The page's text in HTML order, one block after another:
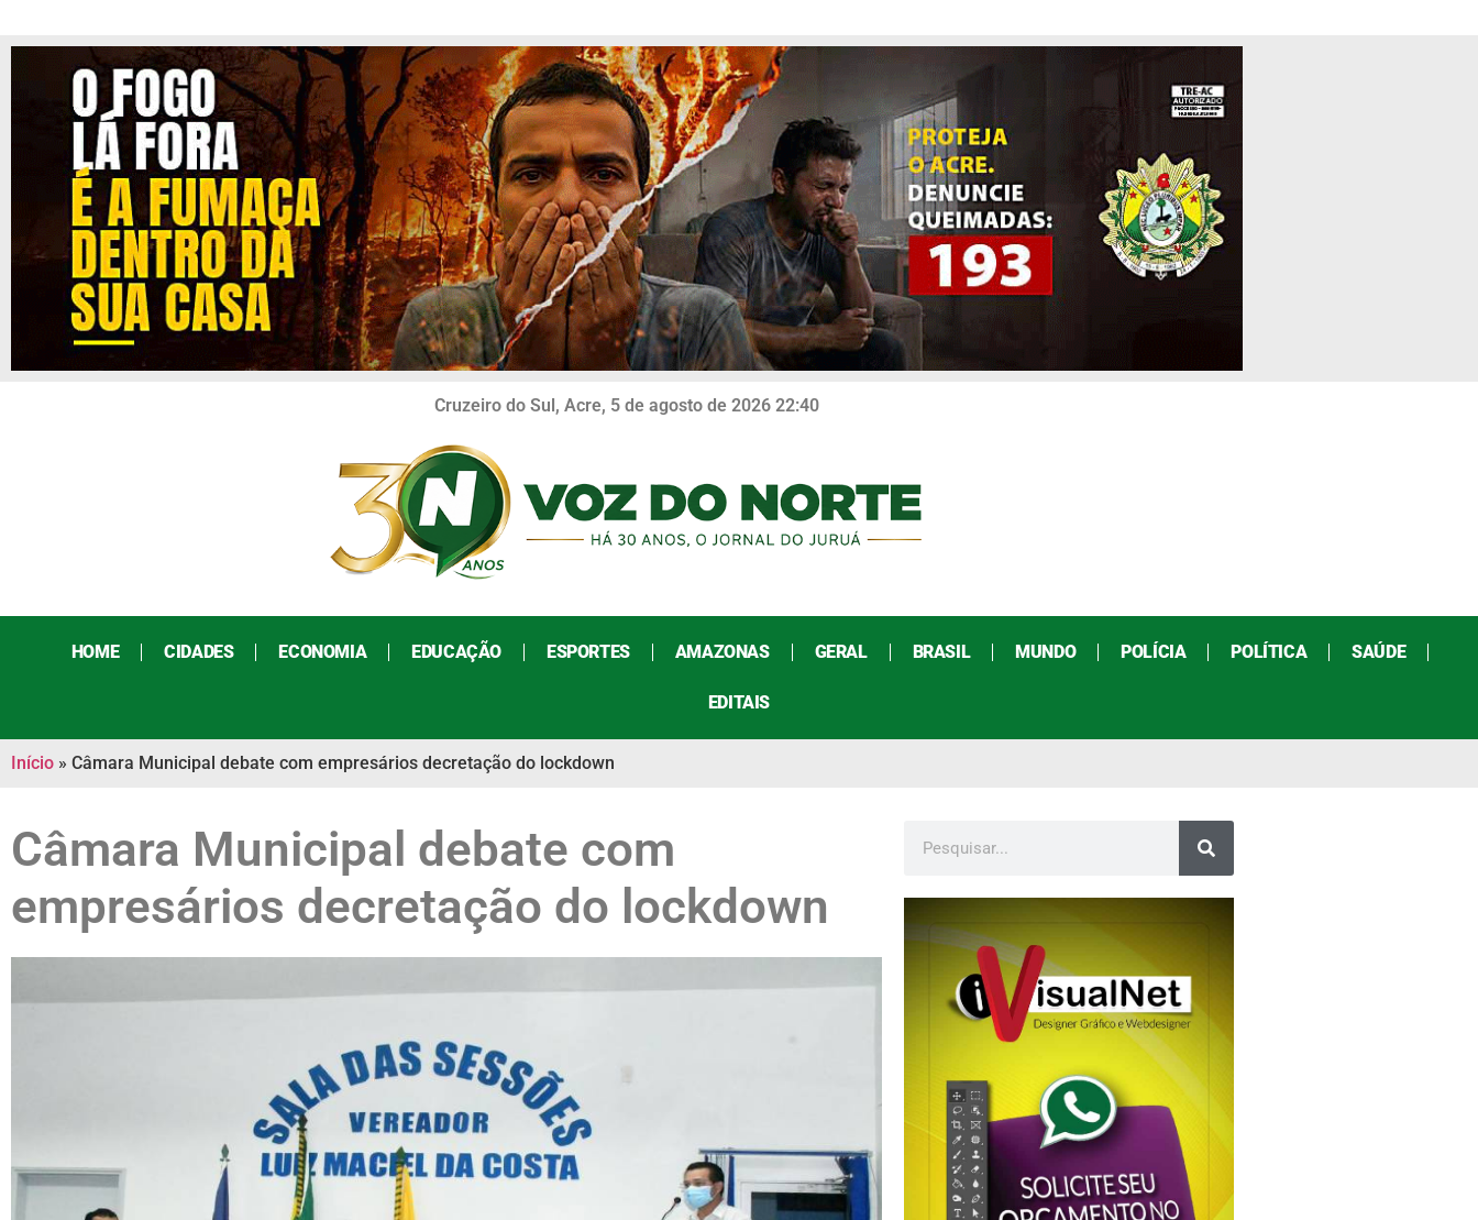
Cruzeiro do Sul, Acre, 5 de agosto de 2026 22:40
HOME CIDADES ECONOMIA EDUCAÇÃO ESPORTES AMAZONAS GERAL BRASIL MUNDO POLÍCIA POLÍTICA SAÚDE
EDITAIS
Início » Câmara Municipal debate com empresários decretação do lockdown
Câmara Municipal debate com
empresários decretação do lockdown